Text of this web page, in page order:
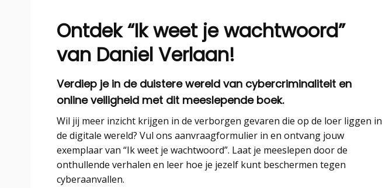
Ontdek “Ik weet je wachtwoord”
van Daniel Verlaan!
Verdiep je in de duistere wereld van cybercriminaliteit en
online veiligheid met dit meeslepende boek.
Wil jij meer inzicht krijgen in de verborgen gevaren die op de loer liggen in
de digitale wereld? Vul ons aanvraagformulier in en ontvang jouw
exemplaar van “Ik weet je wachtwoord”. Laat je meeslepen door de
onthullende verhalen en leer hoe je jezelf kunt beschermen tegen
cyberaanvallen.